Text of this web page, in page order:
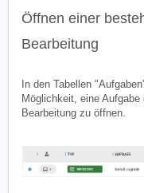
Öffnen einer
Bearbeitung
In den Tabellen
Möglichkeit, eine
Bearbeitung zu öffnen.